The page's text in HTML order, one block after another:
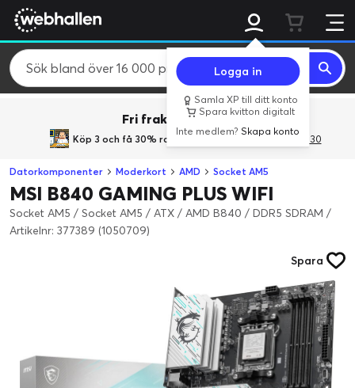
Logga in
Samla XP till ditt konto
Spara kvitton digitalt
Inte medlem?Skapa konto
Fri frakt över 800 kr.
Köp 3 och få 30% rabatt med rabattkoden 3Gives30
Datorkomponenter Moderkort AMD Socket AM5
MSI B840 GAMING PLUS WIFI
Socket AM5 / Socket AM5 / ATX / AMD B840 / DDR5 SDRAM /
Artikelnr: 377389 (1050709)
Spara